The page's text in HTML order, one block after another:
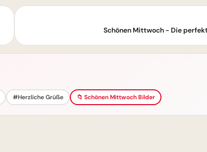
Schönen Mittwoch - Die
#Herzliche Grüße 📁 Schönen Mittwoch Bilder